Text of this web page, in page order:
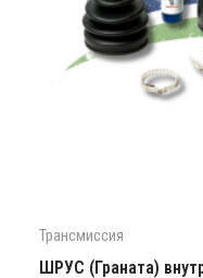
Трансмиссия
ШРУС (Граната)